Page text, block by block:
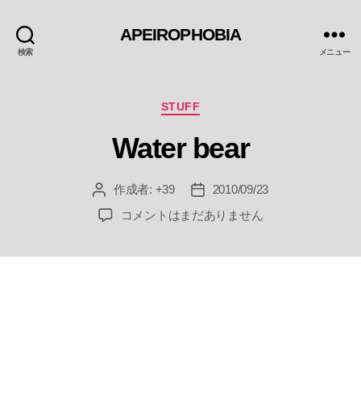
検索
APEIROPHOBIA
メニュー
カ
ゴ
リ
STUFF
Water bear
投
稿
者
作成者: +39
投
稿
日
2010/09/23
Water
コメントはまだありません